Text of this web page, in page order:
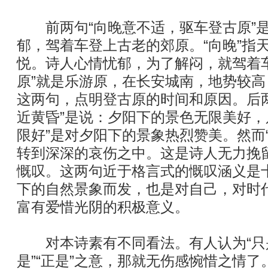
前两句“向晚意不适，驱车登古原”
郁，驾着车登上古老的郊原。“向晚”指
悦。诗人心情忧郁，为了解闷，就驾着
原”就是乐游原，在长安城南，地势较
这两句，点明登古原的时间和原因。后
近黄昏”是说：夕阳下的景色无限美好
限好”是对夕阳下的景象热烈赞美。然
转到深深的哀伤之中。这是诗人无力挽
慨叹。这两句近于格言式的慨叹涵义是
下的自然景象而发，也是对自己，对时
富有爱惜光阴的积极意义。
对本诗素有不同看法。有人认为“只
是”“正是”之意，那就无伤感惋惜之情了